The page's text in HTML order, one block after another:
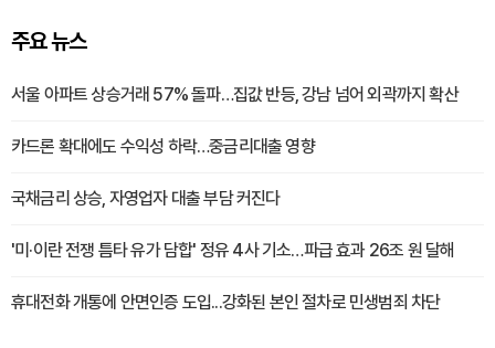
주요 뉴스
서울 아파트 상승거래 57% 돌파…집값 반등, 강남 넘어 외곽까지 확산
카드론 확대에도 수익성 하락…중금리대출 영향
국채금리 상승, 자영업자 대출 부담 커진다
'미·이란 전쟁 틈타 유가 담합' 정유 4사 기소…파급 효과 26조 원 달해
휴대전화 개통에 안면인증 도입...강화된 본인 절차로 민생범죄 차단